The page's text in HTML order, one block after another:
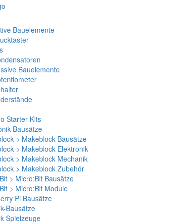
Bauelemente
Bauelemente
Starter Kits
Bausätze
> Makeblock Bausätze
> Makeblock Elektronik
> Makeblock Mechanik
> Makeblock Zubehör
> Micro:Bit Bausätze
> Micro:Bit Module
Pi Bausätze
Bausätze
Spielzeuge